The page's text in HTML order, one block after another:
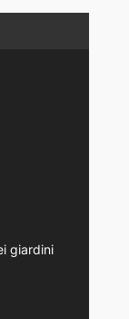
giardini